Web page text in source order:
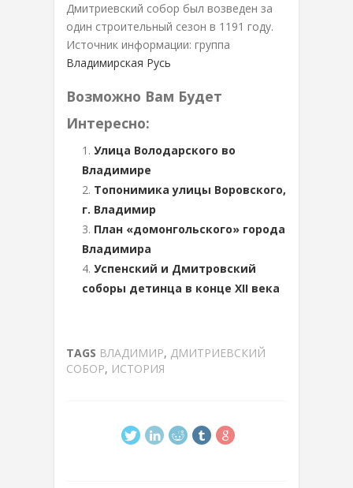
Дмитриевский собор был возведен за
один строительный сезон в 1191 году.
Источник информации: группа
Владимирская Русь
Возможно Вам Будет
Интересно:
Улица Володарского во
Владимире
Топонимика улицы Воровского,
г. Владимир
План «домонгольского» города
Владимира
Успенский и Дмитровский
соборы детинца в конце XII века
TAGS ВЛАДИМИР, ДМИТРИЕВСКИЙ
СОБОР, ИСТОРИЯ